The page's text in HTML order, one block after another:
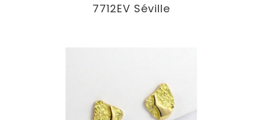
7712EV Séville